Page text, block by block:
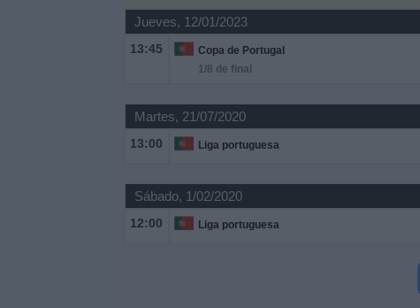
Jueves, 12/01/2023
13:45
Copa de Portugal
1/8 de final
Martes, 21/07/2020
13:00 Liga portuguesa
Sábado, 1/02/2020
12:00 Liga portuguesa